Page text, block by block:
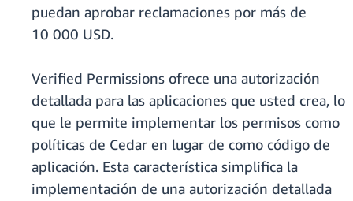
puedan aprobar reclamaciones por más de
10 000 USD.
Verified Permissions ofrece una autorización
detallada para las aplicaciones que usted crea, lo
que le permite implementar los permisos como
políticas de Cedar en lugar de como código de
aplicación. Esta característica simplifica la
implementación de una autorización detallada